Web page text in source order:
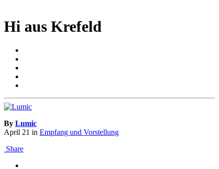
Hi aus Krefeld
By Lumic
April 21 in Empfang und Vorstellung
Share